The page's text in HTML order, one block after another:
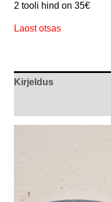
2 tooli hind on 35€
Laost otsas
Kirjeldus